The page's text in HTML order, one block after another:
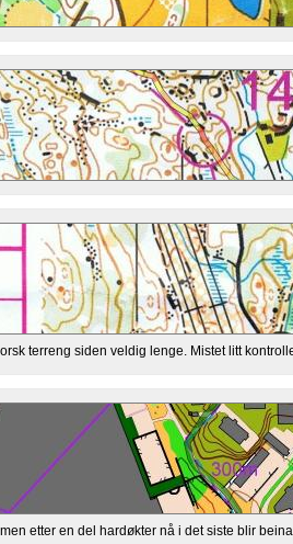
terreng siden veldig lenge. Mistet litt
etter en del hardøkter nå i det siste blir